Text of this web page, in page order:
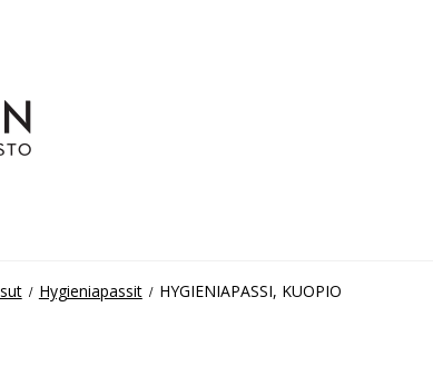
Hygieniapassit HYGIENIAPASSI, KUOPIO